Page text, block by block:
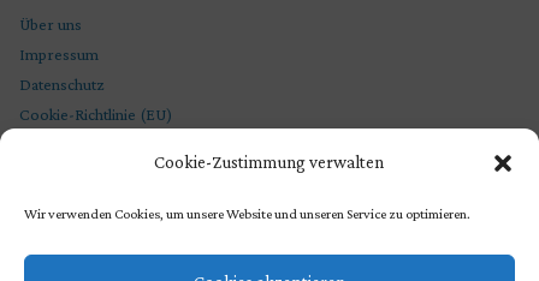
Cookie-Zustimmung verwalten
Wir verwenden Cookies, um unsere Website und unseren Service zu optimieren.
Über uns
Impressum
Datenschutz
Cookie-Richtlinie (EU)